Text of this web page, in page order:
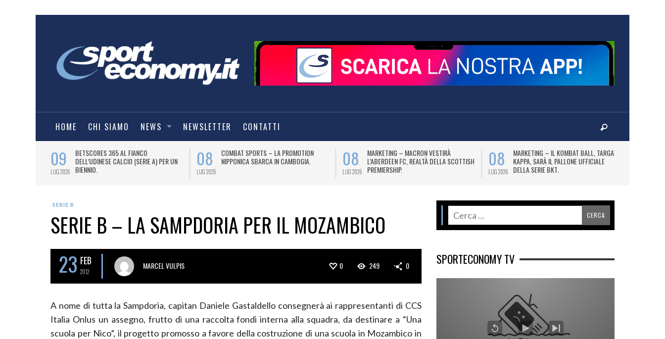
HOME CHI SIAMO NEWS NEWSLETTER CONTATTI
09
LUG 2026
BETSCORES 365 AL FIANCO
DELL’UDINESE CALCIO (SERIE A) PER UN
BIENNIO.
08
LUG 2026
COMBAT SPORTS – LA PROMOTION
NIPPONICA SBARCA IN CAMBOGIA.
08
LUG 2026
MARKETING – MACRON VESTIRÀ
L’ABERDEEN FC, REALTÀ DELLA SCOTTISH
PREMIERSHIP.
08
LUG 2026
MARKETING – IL KOMBAT BALL, TARGATO
KAPPA, SARÀ IL PALLONE UFFICIALE
DELLA SERIE BKT.
SERIE B
SERIE B – LA SAMPDORIA PER IL MOZAMBICO
23 FEB
2012
MARCEL VULPIS 0 249 0
A nome di tutta la Sampdoria, capitan Daniele Gastaldello consegnerà ai rappresentanti di CCS
Italia Onlus un assegno, frutto di una raccolta fondi interna alla squadra, da destinare a “Una
scuola per Nico”, il progetto promosso a favore della costruzione di una scuola in Mozambico in
SPORTECONOMY TV